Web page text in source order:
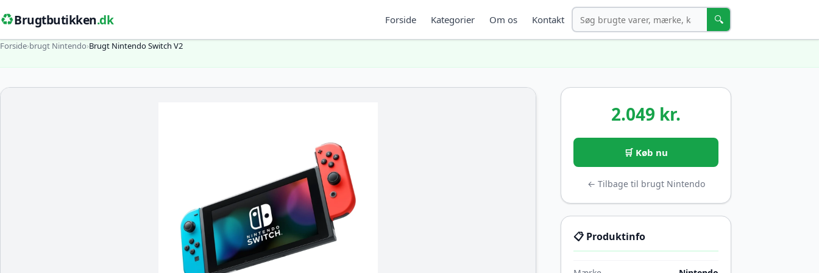
♻️Brugtbutikken.dk Forside Kategorier Om os Kontakt Søg 🔍
Forside›brugt Nintendo›Brugt Nintendo Switch V2
2.049 kr.
🛒 Køb nu
← Tilbage til brugt Nintendo
📋 Produktinfo